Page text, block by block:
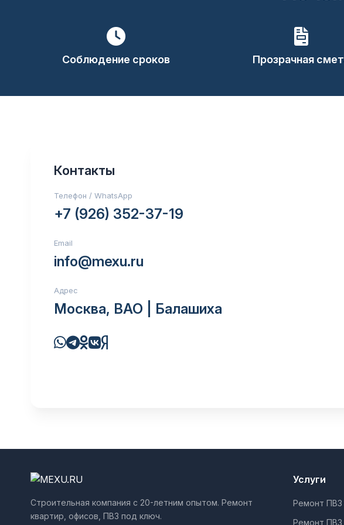
Соблюдение сроков Прозрачная
Контакты
Телефон / WhatsApp
+7 (926) 352-37-19
Email
info@mexu.ru
Адрес
Москва, ВАО | Балашиха
Строительная компания с 20-летним опытом. Ремонт
квартир, офисов, ПВЗ под ключ.
Услуги
Ремонт ПВЗ
Ремонт ПВЗ